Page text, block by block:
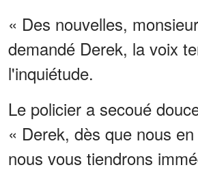
« Des nouvelles,
demandé Derek, la voix
l'inquiétude.
Le policier a secoué
« Derek, dès que nous
nous vous tiendrons